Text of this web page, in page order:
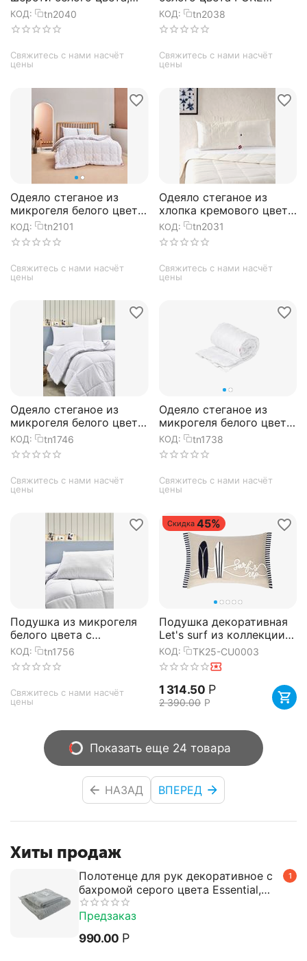
чехол из ранфорса,
WOOL 50х70 см, TAC
КОД: tn2040
Свяжитесь с нами насчёт
цены
PAMUK 50х70 см, TAC
КОД: tn2038
Свяжитесь с нами насчёт
цены
Одеяло стеганое из
микрогеля белого цвета
Balance 155х215 см, TAC
КОД: tn2101
Свяжитесь с нами насчёт
цены
Одеяло стеганое из
хлопка кремового цвета
PAMUK 155х215 см, TAC
КОД: tn2031
Свяжитесь с нами насчёт
цены
Одеяло стеганое из
микрогеля белого цвета
RELAX 155х215 см, TAC
КОД: tn1746
Свяжитесь с нами насчёт
цены
Одеяло стеганое из
микрогеля белого цвета
Sanita 155х215 см, TAC
КОД: tn1738
Свяжитесь с нами насчёт
цены
Подушка из микрогеля
белого цвета с
окантовкой RELAX
50х70 см, TAC
КОД: tn1756
Свяжитесь с нами насчёт
цены
Скидка 45%
Подушка декоративная
Let's surf из коллекции
Sea treasures, 30х45 см,
Tkano
КОД: TK25-CU0003
1 314.50 Р
2 390.00 Р
Показать еще 24 товара
НАЗАД ВПЕРЕД
Хиты продаж
1
Полотенце для рук декоративное с
бахромой серого цвета Essential,
50х90 см, Tkano
Предзаказ
990.00 Р